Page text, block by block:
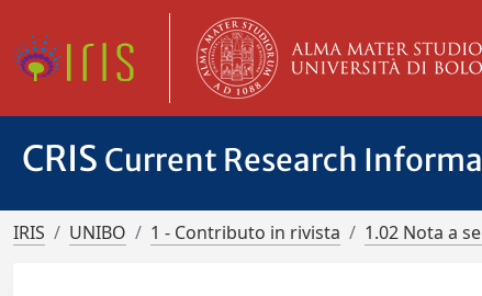
CRIS Current Research
IRIS UNIBO 1 - Contributo in rivista 1.02 Nota a